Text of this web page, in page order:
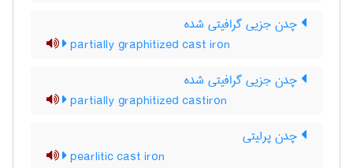
چدن جزیی گرافیتی شده
partially graphitized cast iron
چدن جزیی گرافیتی شده
partially graphitized castiron
چدن پرلیتی
pearlitic cast iron